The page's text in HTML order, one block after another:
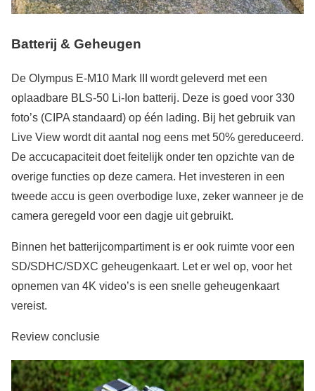
Batterij & Geheugen
De Olympus E-M10 Mark III wordt geleverd met een
oplaadbare BLS-50 Li-Ion batterij. Deze is goed voor 330
foto’s (CIPA standaard) op één lading. Bij het gebruik van
Live View wordt dit aantal nog eens met 50% gereduceerd.
De accucapaciteit doet feitelijk onder ten opzichte van de
overige functies op deze camera. Het investeren in een
tweede accu is geen overbodige luxe, zeker wanneer je de
camera geregeld voor een dagje uit gebruikt.
Binnen het batterijcompartiment is er ook ruimte voor een
SD/SDHC/SDXC geheugenkaart. Let er wel op, voor het
opnemen van 4K video’s is een snelle geheugenkaart
vereist.
Review conclusie